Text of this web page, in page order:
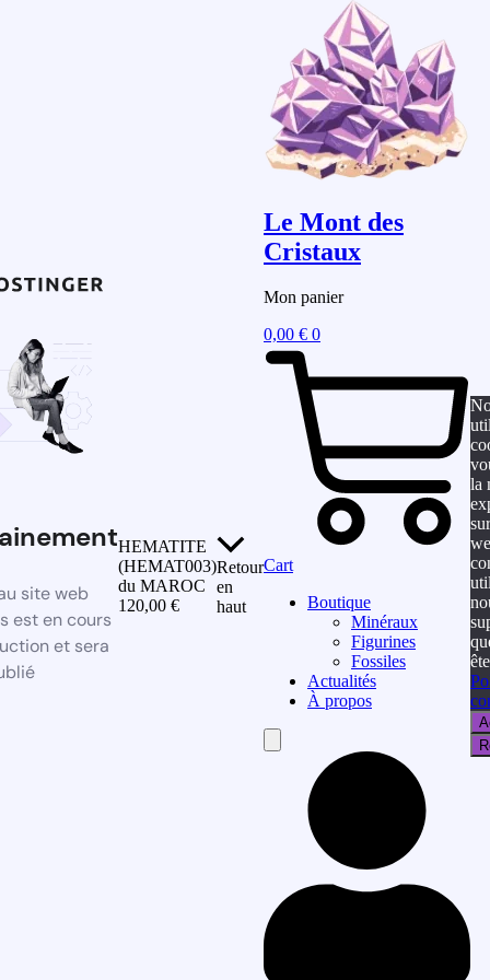
site web
est en cours
et sera
HEMATITE
(HEMAT003)
du MAROC
120,00 €
Retour
en
haut
Le Mont des
Cristaux
Mon panier
0,00 € 0
Cart
Boutique
Minéraux
Figurines
Fossiles
Actualités
À propos
Toggle
la